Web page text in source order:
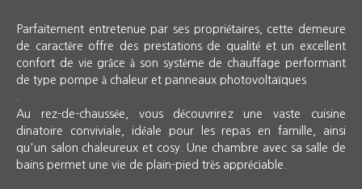
Parfaitement entretenue par ses propriétaires, cette demeure
de caractère offre des prestations de qualité et un excellent
confort de vie grâce à son système de chauffage performant
de type pompe à chaleur et panneaux photovoltaïques
Au rez-de-chaussée, vous découvrirez une vaste cuisine
dinatoire conviviale, idéale pour les repas en famille, ainsi
qu'un salon chaleureux et cosy. Une chambre avec sa salle de
bains permet une vie de plain-pied très appréciable.